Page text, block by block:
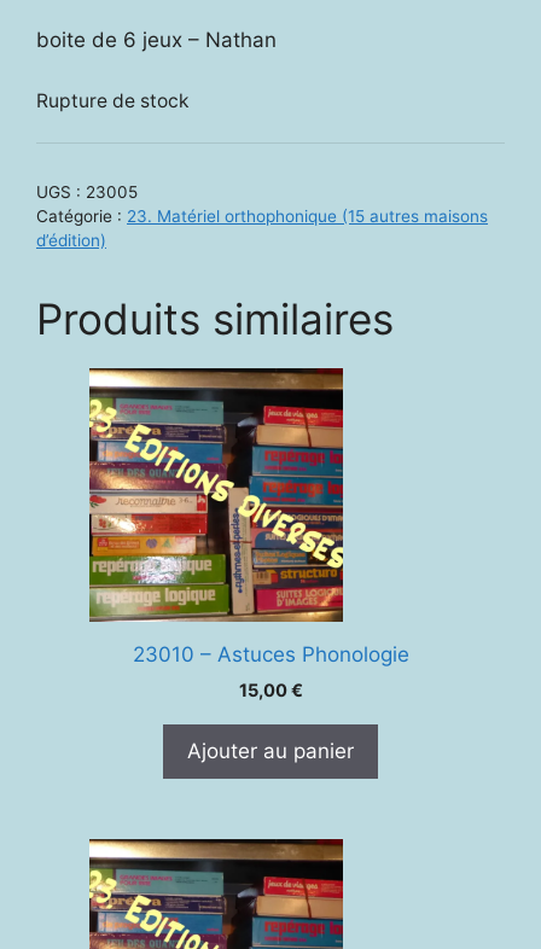
boite de 6 jeux – Nathan
Rupture de stock
UGS : 23005
Catégorie : 23. Matériel orthophonique (15 autres maisons
d’édition)
Produits similaires
23010 – Astuces Phonologie
15,00€
Ajouter au panier